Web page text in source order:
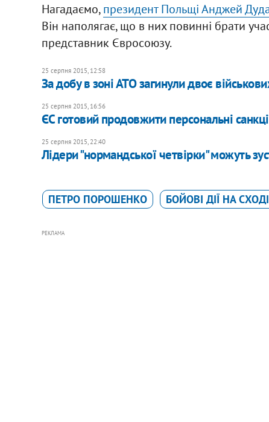
Нагадаємо,президент Польщі Анджей
Він наполягає, що в них повинні брати
представник Євросоюзу.
25 серпня 2015, 12:58
За добу в зоні АТО загинули двоє
25 серпня 2015, 16:56
ЄС готовий продовжити персональні
25 серпня 2015, 22:40
Лідери "нормандської четвірки" можуть
ПЕТРО ПОРОШЕНКО БОЙОВІ ДІЇ НА
РЕКЛАМА